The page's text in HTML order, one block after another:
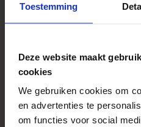
Toestemming
Deze website maakt
cookies
We gebruiken cookies om
en advertenties te
om functies voor social
Alleen met code:
Het sjabloon Blauw Engeltje